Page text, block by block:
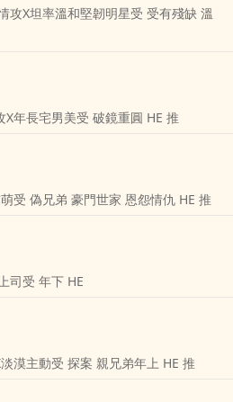
攻X坦率溫和堅韌明星受 受有殘缺 溫
年長宅男美受 破鏡重圓 HE 推
受 偽兄弟 豪門世家 恩怨情仇 HE 推
司受 年下 HE
漠主動受 探案 親兄弟年上 HE 推